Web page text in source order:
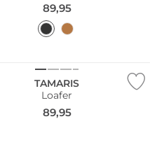
89,95
TAMARIS
Loafer
89,95